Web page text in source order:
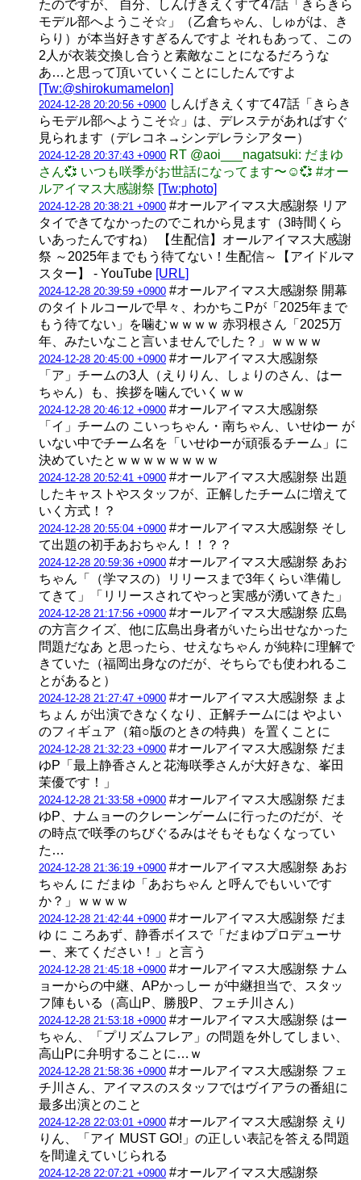
たのですが、 自分、しんげきえくすて47話「きらきら
モデル部へようこそ☆」（乙倉ちゃん、しゅがは、き
らり）が本当好きすぎるんですよ それもあって、この
2人が衣装交換し合うと素敵なことになるだろうな
あ…と思って頂いていくことにしたんですよ
[Tw:@shirokumamelon]
2024-12-28 20:20:56 +0900 しんげきえくすて47話「きらき
らモデル部へようこそ☆」は、デレステがあればすぐ
見られます（デレコネ→シンデレラシアター）
2024-12-28 20:37:43 +0900 RT @aoi___nagatsuki: だまゆ
さん💞 いつも咲季がお世話になってます〜☺️💞 #オー
ルアイマス大感謝祭 [Tw:photo]
2024-12-28 20:38:21 +0900 #オールアイマス大感謝祭 リア
タイできてなかったのでこれから見ます（3時間くら
いあったんですね） 【生配信】オールアイマス大感謝
祭 ～2025年までもう待てない！生配信～【アイドルマ
スター】 - YouTube [URL]
2024-12-28 20:39:59 +0900 #オールアイマス大感謝祭 開幕
のタイトルコールで早々、わかちこPが「2025年まで
もう待てない」を噛むｗｗｗｗ 赤羽根さん「2025万
年、みたいなこと言いませんでした？」ｗｗｗｗ
2024-12-28 20:45:00 +0900 #オールアイマス大感謝祭
「ア」チームの3人（えりりん、しょりのさん、はー
ちゃん）も、挨拶を噛んでいくｗｗ
2024-12-28 20:46:12 +0900 #オールアイマス大感謝祭
「イ」チームの こいっちゃん・南ちゃん、いせゆー が
いない中でチーム名を「いせゆーが頑張るチーム」に
決めていたとｗｗｗｗｗｗｗｗ
2024-12-28 20:52:41 +0900 #オールアイマス大感謝祭 出題
したキャストやスタッフが、正解したチームに増えて
いく方式！？
2024-12-28 20:55:04 +0900 #オールアイマス大感謝祭 そし
て出題の初手あおちゃん！！？？
2024-12-28 20:59:36 +0900 #オールアイマス大感謝祭 あお
ちゃん「（学マスの）リリースまで3年くらい準備し
てきて」「リリースされてやっと実感が湧いてきた」
2024-12-28 21:17:56 +0900 #オールアイマス大感謝祭 広島
の方言クイズ、他に広島出身者がいたら出せなかった
問題だなあ と思ったら、せえなちゃん が純粋に理解で
きていた（福岡出身なのだが、そちらでも使われるこ
とがあると）
2024-12-28 21:27:47 +0900 #オールアイマス大感謝祭 まよ
ちょん が出演できなくなり、正解チームには やよい
のフィギュア（箱○版のときの特典）を置くことに
2024-12-28 21:32:23 +0900 #オールアイマス大感謝祭 だま
ゆP「最上静香さんと花海咲季さんが大好きな、峯田
茉優です！」
2024-12-28 21:33:58 +0900 #オールアイマス大感謝祭 だま
ゆP、ナムョーのクレーンゲームに行ったのだが、そ
の時点で咲季のちびぐるみはそもそもなくなってい
た…
2024-12-28 21:36:19 +0900 #オールアイマス大感謝祭 あお
ちゃん に だまゆ「あおちゃん と呼んでもいいです
か？」ｗｗｗｗ
2024-12-28 21:42:44 +0900 #オールアイマス大感謝祭 だま
ゆ に ころあず、静香ボイスで「だまゆプロデューサ
ー、来てください！」と言う
2024-12-28 21:45:18 +0900 #オールアイマス大感謝祭 ナム
ョーからの中継、APかっしー が中継担当で、スタッ
フ陣もいる（高山P、勝股P、フェチ川さん）
2024-12-28 21:53:18 +0900 #オールアイマス大感謝祭 はー
ちゃん、「プリズムフレア」の問題を外してしまい、
高山Pに弁明することに…ｗ
2024-12-28 21:58:36 +0900 #オールアイマス大感謝祭 フェ
チ川さん、アイマスのスタッフではヴイアラの番組に
最多出演とのこと
2024-12-28 22:03:01 +0900 #オールアイマス大感謝祭 えり
りん、「アイ MUST GO!」の正しい表記を答える問題
を間違えていじられる
2024-12-28 22:07:21 +0900 #オールアイマス大感謝祭